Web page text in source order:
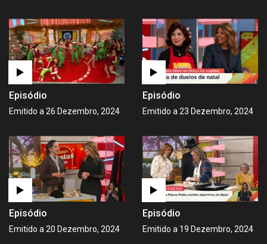
Episódio
Emitido a 26 Dezembro, 2024
Episódio
Emitido a 23 Dezembro, 2024
Episódio
Emitido a 20 Dezembro, 2024
Episódio
Emitido a 19 Dezembro, 2024